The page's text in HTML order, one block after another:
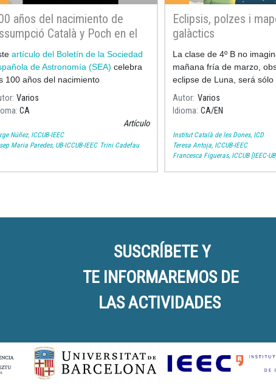
años del nacimiento de
Català y Poch en el
53 de la Sociedad
de Astronomía
artículo del Boletín de la Sociedad
de Astronomía (SEA) celebra
100 años del nacimiento
Varios
CA
Artículo
Núñez, ICCUB-IEEC
Maria Paredes, UB-ICCUB-IEEC Trini Cadefau
Eclipsis, polzes i
galàctics
La clase de 4º B no
mañana fría de marzo,
eclipse de Luna, será
de un viaje fascinante.
Autor Varios
Idioma CA EN
Institut Català de les Dones, ICD
Teresa Antoja, ICCUB-IEEC
Francesca Figueras, ICCUB [IEEC-
SUSCRÍBETE Y
TE INFORMAREMOS DE
LAS ACTIVIDADES